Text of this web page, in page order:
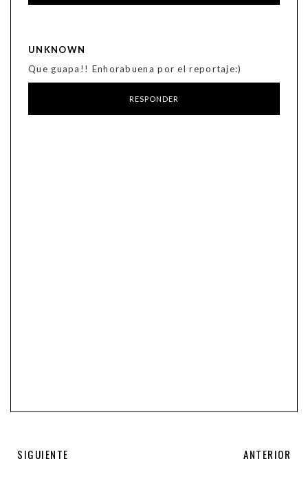
UNKNOWN
Que guapa!! Enhorabuena por el reportaje:)
RESPONDER
SIGUIENTE ANTERIOR